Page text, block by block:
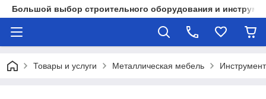
Большой выбор строительного оборудования и
Товары и услуги Металлическая мебель